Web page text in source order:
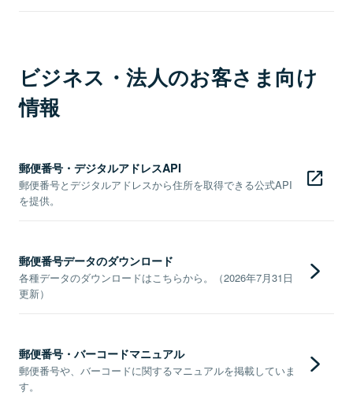
ビジネス・法人のお客さま向け
情報
郵便番号・デジタルアドレスAPI
郵便番号とデジタルアドレスから住所を取得できる公式API
を提供。
郵便番号データのダウンロード
各種データのダウンロードはこちらから。（2026年7月31日
更新）
郵便番号・バーコードマニュアル
郵便番号や、バーコードに関するマニュアルを掲載していま
す。